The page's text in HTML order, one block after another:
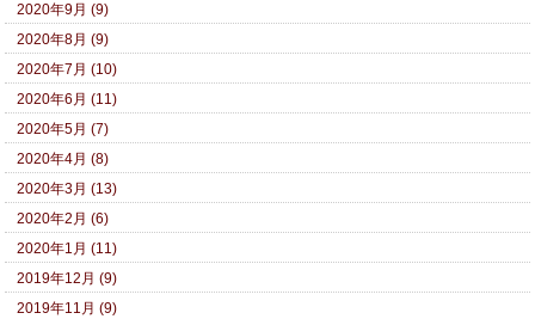
2020年9月 (9)
2020年8月 (9)
2020年7月 (10)
2020年6月 (11)
2020年5月 (7)
2020年4月 (8)
2020年3月 (13)
2020年2月 (6)
2020年1月 (11)
2019年12月 (9)
2019年11月 (9)